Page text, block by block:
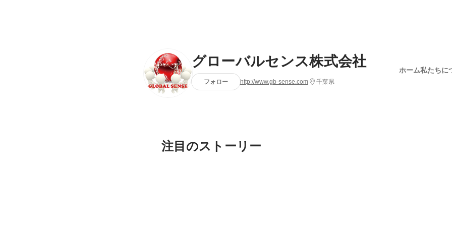
グローバルセンス株式会社
フォロー http://www.gb-sense.com 千葉県
ホーム私たちに
注目のストーリー